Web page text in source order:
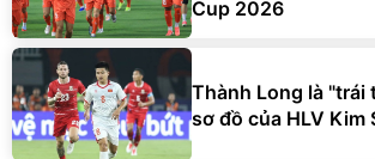
Cup 2026
Thành Long là "trái
sơ đồ của HLV Kim